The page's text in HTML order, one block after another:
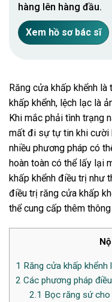
hàng lên hàng đầu.
Xem hồ sơ bác sĩ
Răng cửa khấp khểnh
khấp khểnh, lệch lạc là
Khi mắc phải tình trạng
mất đi sự tự tin khi cười
nhiều phương pháp có
hoàn toàn có thể lấy lại
khấp khểnh điều trị như
điều trị răng cửa khấp
thể cung cấp thêm
1 Răng cửa khấp
2 Các phương pháp
2.1 Bọc răng sứ cho